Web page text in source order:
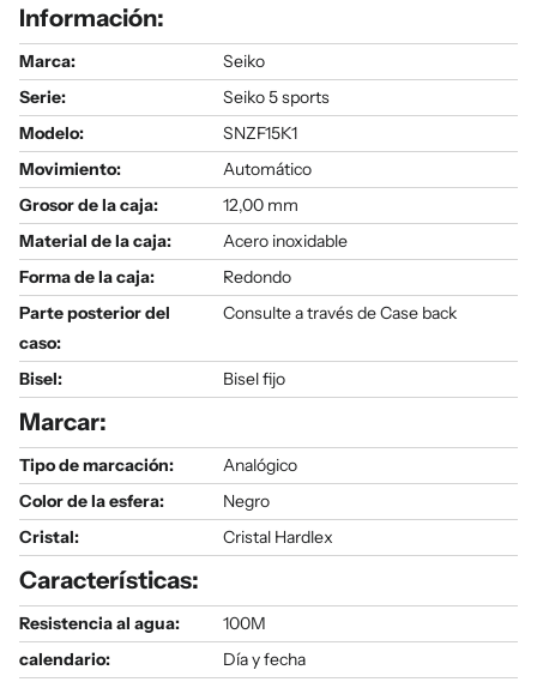
Información:
Marca:
Seiko
Serie:
Seiko 5 sports
Modelo:
SNZF15K1
Movimiento:
Automático
Grosor de la caja:
12,00 mm
Material de la caja:
Acero inoxidable
Forma de la caja:
Redondo
Parte posterior del
caso:
Consulte a través de Case back
Bisel: Bisel fijo
Marcar:
Tipo de marcación:
Analógico
Color de la esfera:
Negro
Cristal:
Cristal Hardlex
Características:
Resistencia al agua:
100M
calendario:
Día y fecha